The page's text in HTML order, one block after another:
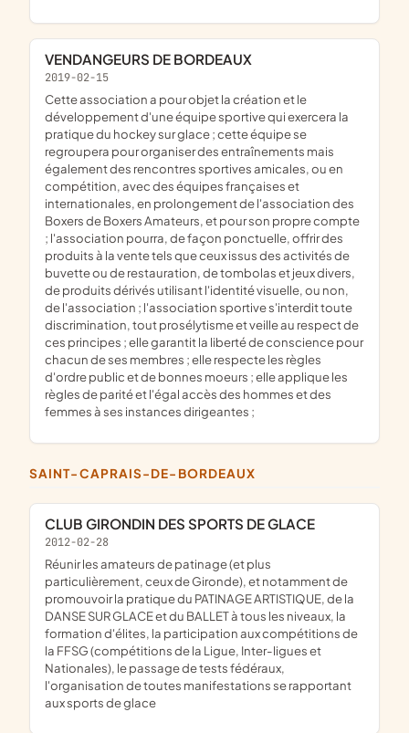
VENDANGEURS DE BORDEAUX
2019-02-15
cette association a pour objet la création et le
développement d'une équipe sportive qui exercera la
pratique du hockey sur glace ; cette équipe se
regroupera pour organiser des entraînements mais
également des rencontres sportives amicales, ou en
compétition, avec des équipes françaises et
internationales, en prolongement de l'association des
Boxers de Boxers Amateurs, et pour son propre compte
; l'association pourra, de façon ponctuelle, offrir des
produits à la vente tels que ceux issus des activités de
buvette ou de restauration, de tombolas et jeux divers,
de produits dérivés utilisant l'identité visuelle, ou non,
de l'association ; l'association sportive s'interdit toute
discrimination, tout prosélytisme et veille au respect de
ces principes ; elle garantit la liberté de conscience pour
chacun de ses membres ; elle respecte les règles
d'ordre public et de bonnes moeurs ; elle applique les
règles de parité et l'égal accès des hommes et des
femmes à ses instances dirigeantes ;
SAINT-CAPRAIS-DE-BORDEAUX
CLUB GIRONDIN DES SPORTS DE GLACE
2012-02-28
réunir les amateurs de patinage (et plus
particulièrement, ceux de Gironde), et notamment de
promouvoir la pratique du PATINAGE ARTISTIQUE, de la
DANSE SUR GLACE et du BALLET à tous les niveaux, la
formation d'élites, la participation aux compétitions de
la FFSG (compétitions de la Ligue, Inter-ligues et
Nationales), le passage de tests fédéraux,
l'organisation de toutes manifestations se rapportant
aux sports de glace